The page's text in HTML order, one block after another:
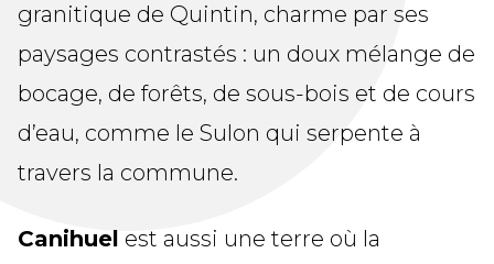
granitique de Quintin, charme par ses
paysages contrastés : un doux mélange de
bocage, de forêts, de sous-bois et de cours
d’eau, comme le Sulon qui serpente à
travers la commune.
Canihuel est aussi une terre où la